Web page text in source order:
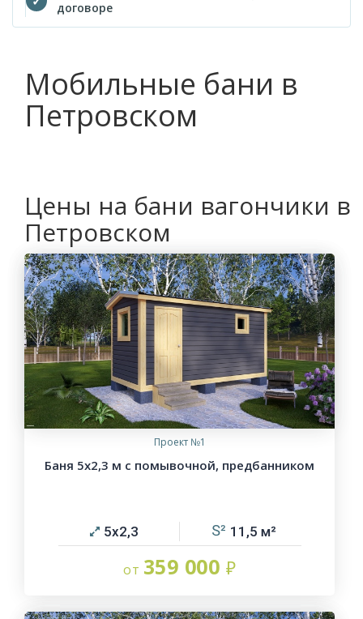
договоре
Мобильные бани в
Петровском
Цены на бани вагончики в
Петровском
Проект №1
Баня 5х2,3 м с помывочной, предбанником
5х2,3 11,5
359 000